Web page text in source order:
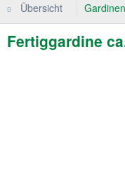
Übersicht Gardinen
Fertiggardine